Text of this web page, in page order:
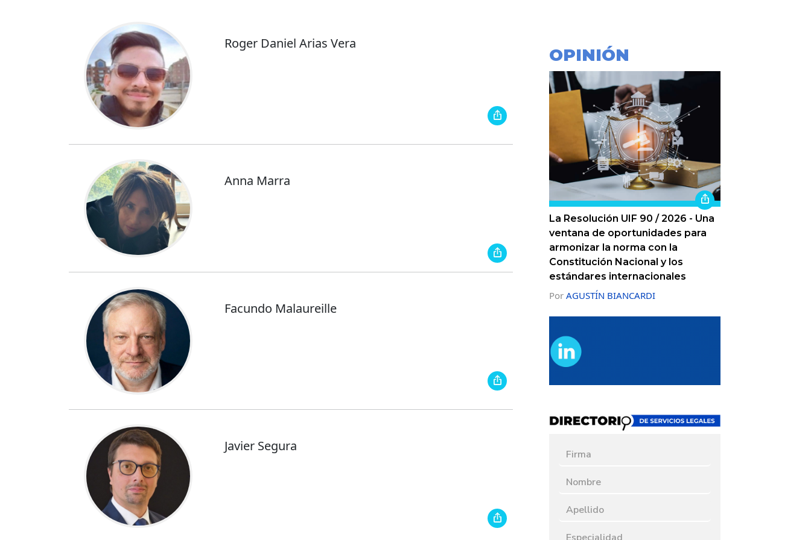
Roger Daniel Arias Vera
Anna Marra
Facundo Malaureille
Javier Segura
OPINIÓN
La Resolución UIF 90 / 2026 - Una
ventana de oportunidades para
armonizar la norma con la
Constitución Nacional y los
estándares internacionales
Por AGUSTÍN BIANCARDI